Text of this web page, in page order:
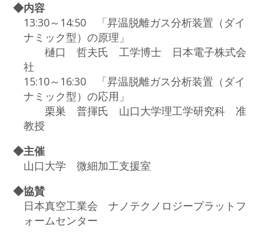
◆内容
13:30～14:50 「昇温脱離ガス分析装置（ダイ
ナミック型）の原理」
樋口 哲夫氏 工学博士 日本電子株式会
社
15:10～16:30 「昇温脱離ガス分析装置（ダイ
ナミック型）の応用」
栗巣 普揮氏 山口大学理工学研究科 准
教授
◆主催
山口大学 微細加工支援室
◆協賛
日本真空工業会 ナノテクノロジープラットフ
ォームセンター